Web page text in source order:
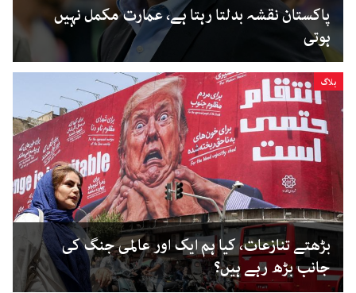
پاکستان نقشہ بدلتا رہتا ہے، عمارت مکمل نہیں
ہوتی
بلاگ
بڑھتے تنازعات، کیا ہم ایک اور عالمی جنگ کی
جانب بڑھ رہے ہیں؟